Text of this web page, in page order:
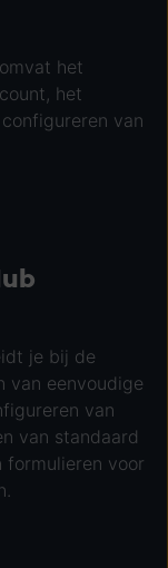
het
het
van
je bij de
van eenvoudige
van
van standaard
formulieren voor